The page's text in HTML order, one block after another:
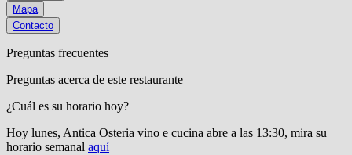
Mapa
Contacto
Preguntas frecuentes
Preguntas acerca de este restaurante
¿Cuál es su horario hoy?
Hoy lunes, Antica Osteria vino e cucina abre a las 13:30, mira su
horario semanal aquí